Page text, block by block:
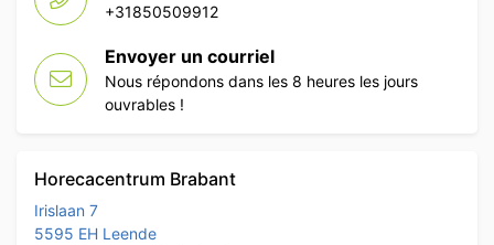
+31850509912
Envoyer un courriel
Nous répondons dans les 8 heures les jours
ouvrables !
Horecacentrum Brabant
Irislaan 7
5595 EH Leende